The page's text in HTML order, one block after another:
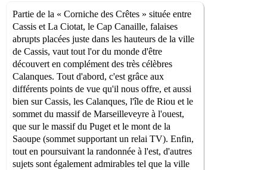
Partie de la « Corniche des Crêtes » située entre
Cassis et La Ciotat, le Cap Canaille, falaises
abrupts placées juste dans les hauteurs de la ville
de Cassis, vaut tout l'or du monde d'être
découvert en complément des très célèbres
Calanques. Tout d'abord, c'est grâce aux
différents points de vue qu'il nous offre, et aussi
bien sur Cassis, les Calanques, l'île de Riou et le
sommet du massif de Marseilleveyre à l'ouest,
que sur le massif du Puget et le mont de la
Saoupe (sommet supportant un relai TV). Enfin,
tout en poursuivant la randonnée à l'est, d'autres
sujets sont également admirables tel que la ville